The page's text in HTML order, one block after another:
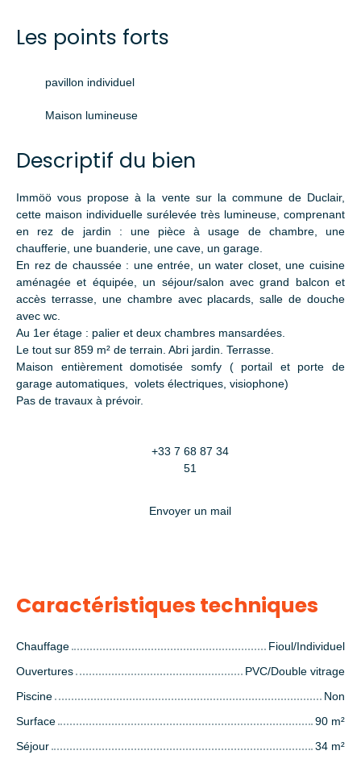
Les points forts
pavillon individuel
Maison lumineuse
Descriptif du bien
Immöö vous propose à la vente sur la commune de Duclair,
cette maison individuelle surélevée très lumineuse, comprenant
en rez de jardin : une pièce à usage de chambre, une
chaufferie, une buanderie, une cave, un garage.
En rez de chaussée : une entrée, un water closet, une cuisine
aménagée et équipée, un séjour/salon avec grand balcon et
accès terrasse, une chambre avec placards, salle de douche
avec wc.
Au 1er étage : palier et deux chambres mansardées.
Le tout sur 859 m² de terrain. Abri jardin. Terrasse.
Maison entièrement domotisée somfy ( portail et porte de
garage automatiques, volets électriques, visiophone)
Pas de travaux à prévoir.
+33 7 68 87 34
51
Envoyer un mail
Caractéristiques techniques
Chauffage
Fioul/Individuel
Ouvertures
PVC/Double vitrage
Piscine
Non
Surface
90 m²
Séjour
34 m²